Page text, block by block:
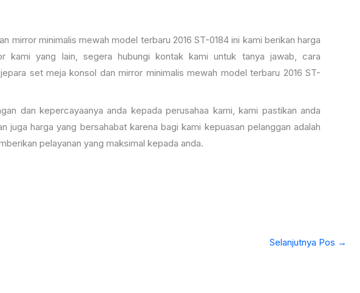
mirror minimalis mewah model terbaru 2016 ST-0184 ini kami berikan harga
kami yang lain, segera hubungi kontak kami untuk tanya jawab, cara
set meja konsol dan mirror minimalis mewah model terbaru 2016 ST-
dan kepercayaanya anda kepada perusahaa kami, kami pastikan anda
juga harga yang bersahabat karena bagi kami kepuasan pelanggan adalah
pelayanan yang maksimal kepada anda.
Selanjutnya Pos →